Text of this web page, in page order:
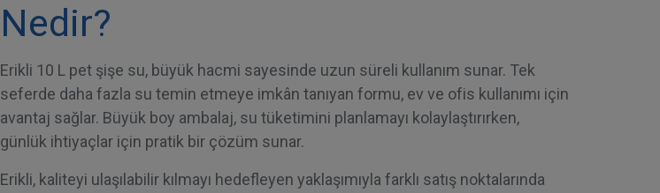
Nedir?
Erikli 10 L pet şişe su, büyük hacmi sayesinde uzun süreli kullanım sunar. Tek
seferde daha fazla su temin etmeye imkân tanıyan formu, ev ve ofis kullanımı için
avantaj sağlar. Büyük boy ambalaj, su tüketimini planlamayı kolaylaştırırken,
günlük ihtiyaçlar için pratik bir çözüm sunar.
Erikli, kaliteyi ulaşılabilir kılmayı hedefleyen yaklaşımıyla farklı satış noktalarında